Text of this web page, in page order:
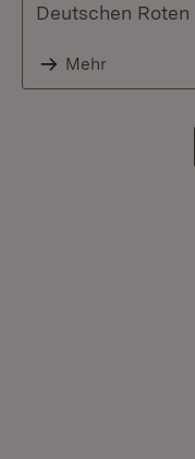
Deutschen
Mehr